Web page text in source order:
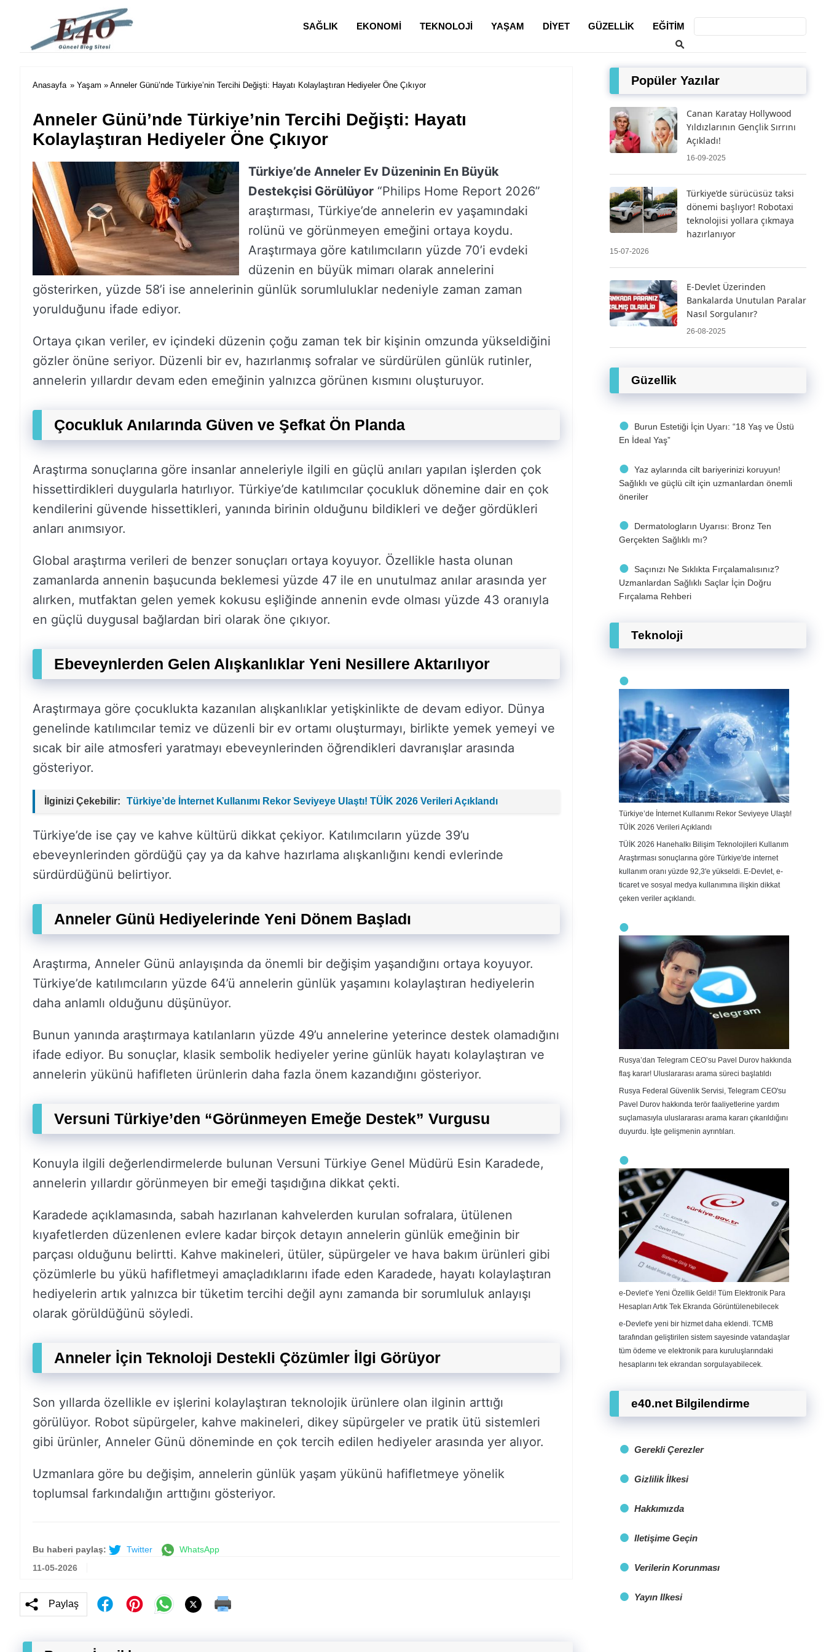
e40 Blog
SAĞLIK EKONOMI TEKNOLOJI YAŞAM DIYET GÜZELLIK EĞITIM
Anasayfa » Yaşam » Anneler Günü’nde Türkiye’nin Tercihi Değişti: Hayatı Kolaylaştıran Hediyeler Öne Çıkıyor
Anneler Günü’nde Türkiye’nin Tercihi Değişti: Hayatı
Kolaylaştıran Hediyeler Öne Çıkıyor
Türkiye’de Anneler Ev Düzeninin En Büyük
Destekçisi Görülüyor “Philips Home Report 2026”
araştırması, Türkiye’de annelerin ev yaşamındaki
rolünü ve görünmeyen emeğini ortaya koydu.
Araştırmaya göre katılımcıların yüzde 70’i evdeki
düzenin en büyük mimarı olarak annelerini
gösterirken, yüzde 58’i ise annelerinin günlük sorumluluklar nedeniyle zaman zaman
yorulduğunu ifade ediyor.
Ortaya çıkan veriler, ev içindeki düzenin çoğu zaman tek bir kişinin omzunda yükseldiğini
gözler önüne seriyor. Düzenli bir ev, hazırlanmış sofralar ve sürdürülen günlük rutinler,
annelerin yıllardır devam eden emeğinin yalnızca görünen kısmını oluşturuyor.
Çocukluk Anılarında Güven ve Şefkat Ön Planda
Araştırma sonuçlarına göre insanlar anneleriyle ilgili en güçlü anıları yapılan işlerden çok
hissettirdikleri duygularla hatırlıyor. Türkiye’de katılımcılar çocukluk dönemine dair en çok
kendilerini güvende hissettikleri, yanında birinin olduğunu bildikleri ve değer gördükleri
anları anımsıyor.
Global araştırma verileri de benzer sonuçları ortaya koyuyor. Özellikle hasta olunan
zamanlarda annenin başucunda beklemesi yüzde 47 ile en unutulmaz anılar arasında yer
alırken, mutfaktan gelen yemek kokusu eşliğinde annenin evde olması yüzde 43 oranıyla
en güçlü duygusal bağlardan biri olarak öne çıkıyor.
Ebeveynlerden Gelen Alışkanlıklar Yeni Nesillere Aktarılıyor
Araştırmaya göre çocuklukta kazanılan alışkanlıklar yetişkinlikte de devam ediyor. Dünya
genelinde katılımcılar temiz ve düzenli bir ev ortamı oluşturmayı, birlikte yemek yemeyi ve
sıcak bir aile atmosferi yaratmayı ebeveynlerinden öğrendikleri davranışlar arasında
gösteriyor.
İlginizi Çekebilir: Türkiye’de İnternet Kullanımı Rekor Seviyeye Ulaştı! TÜİK 2026 Verileri Açıklandı
Türkiye’de ise çay ve kahve kültürü dikkat çekiyor. Katılımcıların yüzde 39’u
ebeveynlerinden gördüğü çay ya da kahve hazırlama alışkanlığını kendi evlerinde
sürdürdüğünü belirtiyor.
Anneler Günü Hediyelerinde Yeni Dönem Başladı
Araştırma, Anneler Günü anlayışında da önemli bir değişim yaşandığını ortaya koyuyor.
Türkiye’de katılımcıların yüzde 64’ü annelerin günlük yaşamını kolaylaştıran hediyelerin
daha anlamlı olduğunu düşünüyor.
Bunun yanında araştırmaya katılanların yüzde 49’u annelerine yeterince destek olamadığını
ifade ediyor. Bu sonuçlar, klasik sembolik hediyeler yerine günlük hayatı kolaylaştıran ve
annelerin yükünü hafifleten ürünlerin daha fazla önem kazandığını gösteriyor.
Versuni Türkiye’den “Görünmeyen Emeğe Destek” Vurgusu
Konuyla ilgili değerlendirmelerde bulunan Versuni Türkiye Genel Müdürü Esin Karadede,
annelerin yıllardır görünmeyen bir emeği taşıdığına dikkat çekti.
Karadede açıklamasında, sabah hazırlanan kahvelerden kurulan sofralara, ütülenen
kıyafetlerden düzenlenen evlere kadar birçok detayın annelerin günlük emeğinin bir
parçası olduğunu belirtti. Kahve makineleri, ütüler, süpürgeler ve hava bakım ürünleri gibi
çözümlerle bu yükü hafifletmeyi amaçladıklarını ifade eden Karadede, hayatı kolaylaştıran
hediyelerin artık yalnızca bir tüketim tercihi değil aynı zamanda bir sorumluluk anlayışı
olarak görüldüğünü söyledi.
Anneler İçin Teknoloji Destekli Çözümler İlgi Görüyor
Son yıllarda özellikle ev işlerini kolaylaştıran teknolojik ürünlere olan ilginin arttığı
görülüyor. Robot süpürgeler, kahve makineleri, dikey süpürgeler ve pratik ütü sistemleri
gibi ürünler, Anneler Günü döneminde en çok tercih edilen hediyeler arasında yer alıyor.
Uzmanlara göre bu değişim, annelerin günlük yaşam yükünü hafifletmeye yönelik
toplumsal farkındalığın arttığını gösteriyor.
Bu haberi paylaş: Twitter
WhatsApp
11-05-2026
Paylaş
Popüler Yazılar
Canan Karatay Hollywood
Yıldızlarının Gençlik Sırrını
Açıkladı!
16-09-2025
Türkiye’de sürücüsüz taksi
dönemi başlıyor! Robotaxi
teknolojisi yollara çıkmaya
hazırlanıyor
15-07-2026
E-Devlet Üzerinden
Bankalarda Unutulan Paralar
Nasıl Sorgulanır?
26-08-2025
Güzellik
Burun Estetiği İçin Uyarı: “18 Yaş ve Üstü
En İdeal Yaş”
Yaz aylarında cilt bariyerinizi koruyun!
Sağlıklı ve güçlü cilt için uzmanlardan önemli
öneriler
Dermatologların Uyarısı: Bronz Ten
Gerçekten Sağlıklı mı?
Saçınızı Ne Sıklıkta Fırçalamalısınız?
Uzmanlardan Sağlıklı Saçlar İçin Doğru
Fırçalama Rehberi
Teknoloji
Türkiye’de İnternet Kullanımı Rekor Seviyeye Ulaştı!
TÜİK 2026 Verileri Açıklandı
TÜİK 2026 Hanehalkı Bilişim Teknolojileri Kullanım
Araştırması sonuçlarına göre Türkiye'de internet
kullanım oranı yüzde 92,3'e yükseldi. E-Devlet, e-
ticaret ve sosyal medya kullanımına ilişkin dikkat
çeken veriler açıklandı.
Rusya’dan Telegram CEO’su Pavel Durov hakkında
flaş karar! Uluslararası arama süreci başlatıldı
Rusya Federal Güvenlik Servisi, Telegram CEO'su
Pavel Durov hakkında terör faaliyetlerine yardım
suçlamasıyla uluslararası arama kararı çıkarıldığını
duyurdu. İşte gelişmenin ayrıntıları.
e-Devlet’e Yeni Özellik Geldi! Tüm Elektronik Para
Hesapları Artık Tek Ekranda Görüntülenebilecek
e-Devlet'e yeni bir hizmet daha eklendi. TCMB
tarafından geliştirilen sistem sayesinde vatandaşlar
tüm ödeme ve elektronik para kuruluşlarındaki
hesaplarını tek ekrandan sorgulayabilecek.
e40.net Bilgilendirme
Gerekli Çerezler
Gizlilik İlkesi
Hakkımızda
Iletişime Geçin
Verilerin Korunması
Yayın Ilkesi